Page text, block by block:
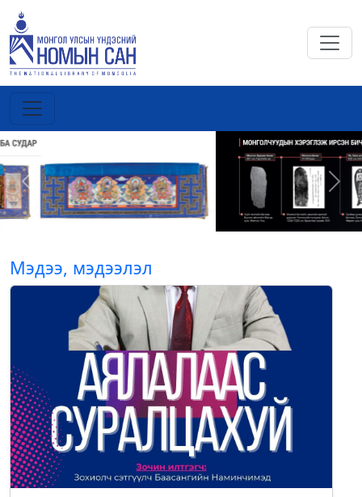
Previous Next
Мэдээ, мэдээлэл